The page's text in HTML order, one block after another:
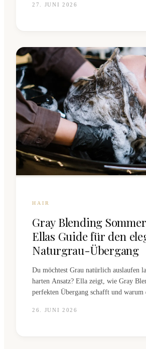
27. JUNI 2026
HAIR
Gray Blending
Ellas Guide für den
Naturgrau-Übergang
Du möchtest Grau natürlich auslaufen
harten Ansatz? Ella zeigt, wie Gray
perfekten Übergang schafft und warum
26. JUNI 2026